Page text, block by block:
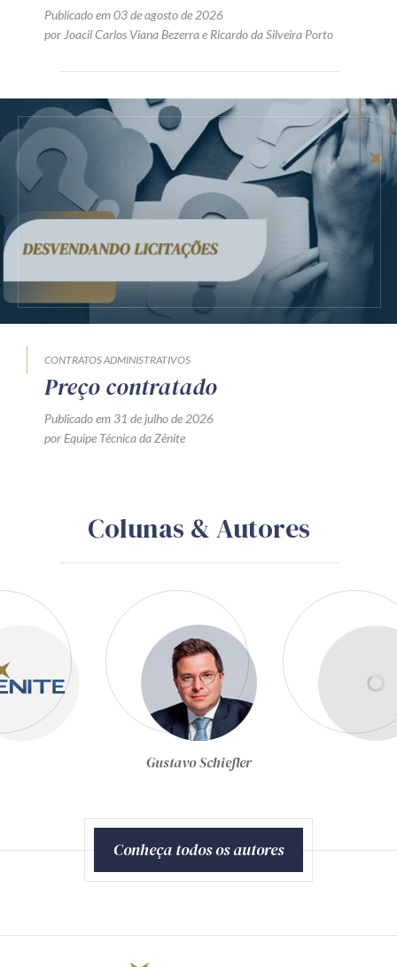
Publicado em 03 de agosto de 2026
por Joacil Carlos Viana Bezerrae Ricardo da Silveira Porto
CONTRATOS ADMINISTRATIVOS
Preço contratado
Publicado em 31 de julho de 2026
por Equipe Técnica da Zênite
Colunas & Autores
Gustavo Schiefler Joel de Menezes Niebuhr
Conheça todos os autores